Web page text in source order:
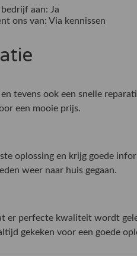
aan: Ja
ons van: Via kennissen
tevens ook een snelle
een mooie prijs.
oplossing en krijg goede
weer naar huis gegaan.
er perfecte kwaliteit wordt
gekeken voor een goede